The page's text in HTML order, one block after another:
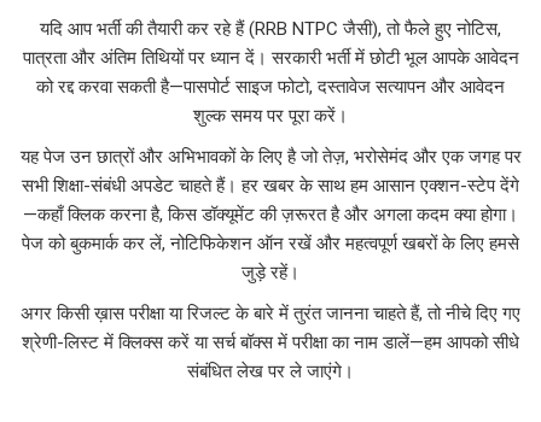
यदि आप भर्ती की तैयारी कर रहे हैं (RRB NTPC जैसी), तो फैले हुए नोटिस,
पात्रता और अंतिम तिथियों पर ध्यान दें। सरकारी भर्ती में छोटी भूल आपके आवेदन
को रद्द करवा सकती है—पासपोर्ट साइज फोटो, दस्तावेज सत्यापन और आवेदन
शुल्क समय पर पूरा करें।
यह पेज उन छात्रों और अभिभावकों के लिए है जो तेज़, भरोसेमंद और एक जगह पर
सभी शिक्षा-संबंधी अपडेट चाहते हैं। हर खबर के साथ हम आसान एक्शन-स्टेप देंगे
—कहाँ क्लिक करना है, किस डॉक्यूमेंट की ज़रूरत है और अगला कदम क्या होगा।
पेज को बुकमार्क कर लें, नोटिफिकेशन ऑन रखें और महत्वपूर्ण खबरों के लिए हमसे
जुड़े रहें।
अगर किसी ख़ास परीक्षा या रिजल्ट के बारे में तुरंत जानना चाहते हैं, तो नीचे दिए गए
श्रेणी-लिस्ट में क्लिक्स करें या सर्च बॉक्स में परीक्षा का नाम डालें—हम आपको सीधे
संबंधित लेख पर ले जाएंगे।